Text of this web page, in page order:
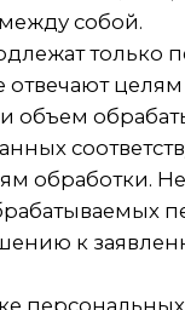
сохранность
доступ к
не будут
за исключением
либо в случае,
данных дано
данных